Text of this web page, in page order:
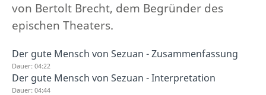
von Bertolt Brecht, dem Begründer des
epischen Theaters.
Der gute Mensch von Sezuan - Zusammenfassung
Dauer: 04:22
Der gute Mensch von Sezuan - Interpretation
Dauer: 04:44